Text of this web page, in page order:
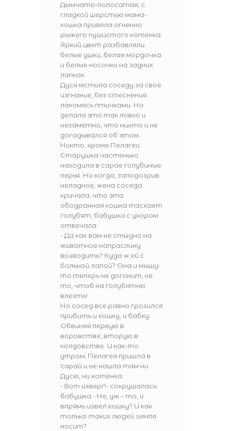
Дымчато-полосатая, с
гладкой шерстью мама-
кошка привела огненно
рыжего пушистого котёнка.
Яркий цвет разбавляли
белые ушки, белая мордочка
и белые носочки на задних
лапках.
Дуся мстила соседу за своё
изгнание, без стеснения
лакомясь птичками. Но
делала это так ловко и
незаметно, что никто и не
догадывался об этом.
Никто, кроме Пелагеи.
Старушка частенько
находила в сарае голубиные
перья. Но когда, заподозрив
неладное, жена соседа
кричала, что эта
ободранная кошка таскает
голубят, бабушка с укором
отвечала:
- Да как вам не стыдно на
животное напраслину
возводить? Куда ж ей с
больной лапой? Она и мышу-
то теперь не догонит, не
то, чтоб на голубятню
влезть!
Но сосед всё равно грозился
прибить и кошку, и бабку.
Обвиняя первую в
воровстве, вторую в
колдовстве. И как-то
утром, Пелагея пришла в
сарай и не нашла там ни
Дусю, ни котёнка.
- Вот изверг!- сокрушалась
бабушка.- Не, уж – то, и
впрямь извёл кошку? И как
только таких людей земля
носит?